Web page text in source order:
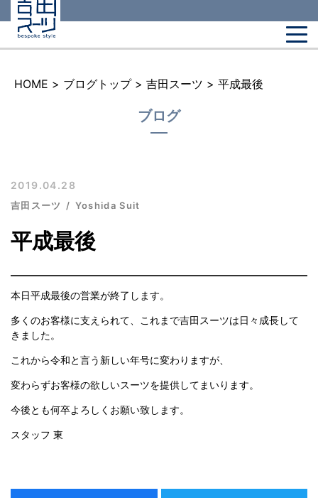
HOME > ブログトップ > 吉田スーツ > 平成最後
ブログ
2019.04.28
吉田スーツ Yoshida Suit
平成最後
本日平成最後の営業が終了します。
多くのお客様に支えられて、これまで吉田スーツは日々成長して
きました。
これから令和と言う新しい年号に変わりますが、
変わらずお客様の欲しいスーツを提供してまいります。
今後とも何卒よろしくお願い致します。
スタッフ 東